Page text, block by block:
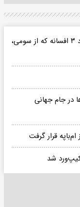
۳ تفنگدار مدرن در فاصله ۳ گل تا رکورد ۳ افسانه که از سومی،
در جام جهانی
قرار گرفت
شد